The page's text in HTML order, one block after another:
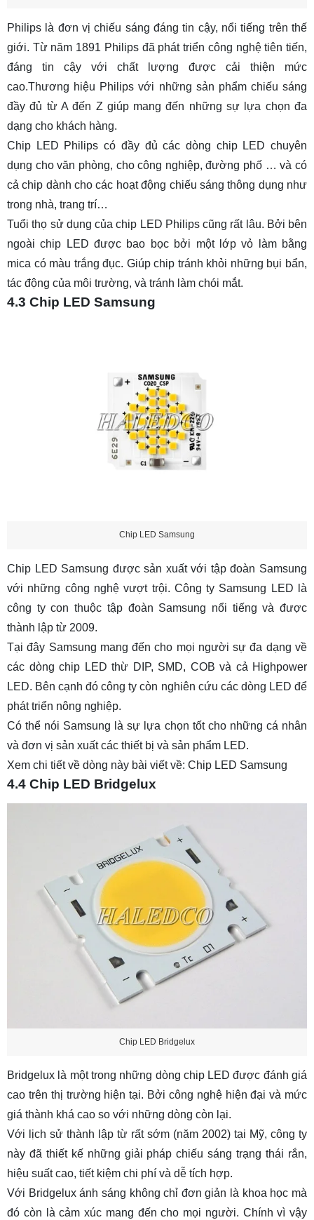
Philips là đơn vị chiếu sáng đáng tin cậy, nổi tiếng trên thế
giới. Từ năm 1891 Philips đã phát triển công nghệ tiên tiến,
đáng tin cậy với chất lượng được cải thiện mức
cao.Thương hiệu Philips với những sản phẩm chiếu sáng
đầy đủ từ A đến Z giúp mang đến những sự lựa chọn đa
dạng cho khách hàng.
Chip LED Philips có đầy đủ các dòng chip LED chuyên
dụng cho văn phòng, cho công nghiệp, đường phố … và có
cả chip dành cho các hoạt động chiếu sáng thông dụng như
trong nhà, trang trí…
Tuổi thọ sử dụng của chip LED Philips cũng rất lâu. Bởi bên
ngoài chip LED được bao bọc bởi một lớp vỏ làm bằng
mica có màu trắng đục. Giúp chip tránh khỏi những bụi bẩn,
tác động của môi trường, và tránh làm chói mắt.
4.3 Chip LED Samsung
Chip LED Samsung
Chip LED Samsung được sản xuất với tập đoàn Samsung
với những công nghệ vượt trội. Công ty Samsung LED là
công ty con thuộc tập đoàn Samsung nổi tiếng và được
thành lập từ 2009.
Tại đây Samsung mang đến cho mọi người sự đa dạng về
các dòng chip LED thừ DIP, SMD, COB và cả Highpower
LED. Bên cạnh đó công ty còn nghiên cứu các dòng LED để
phát triển nông nghiệp.
Có thể nói Samsung là sự lựa chọn tốt cho những cá nhân
và đơn vị sản xuất các thiết bị và sản phẩm LED.
Xem chi tiết về dòng này bài viết về: Chip LED Samsung
4.4 Chip LED Bridgelux
Chip LED Bridgelux
Bridgelux là một trong những dòng chip LED được đánh giá
cao trên thị trường hiện tại. Bởi công nghệ hiện đại và mức
giá thành khá cao so với những dòng còn lại.
Với lịch sử thành lập từ rất sớm (năm 2002) tại Mỹ, công ty
này đã thiết kế những giải pháp chiếu sáng trạng thái rắn,
hiệu suất cao, tiết kiệm chi phí và dễ tích hợp.
Với Bridgelux ánh sáng không chỉ đơn giản là khoa học mà
đó còn là cảm xúc mang đến cho mọi người. Chính vì vậy